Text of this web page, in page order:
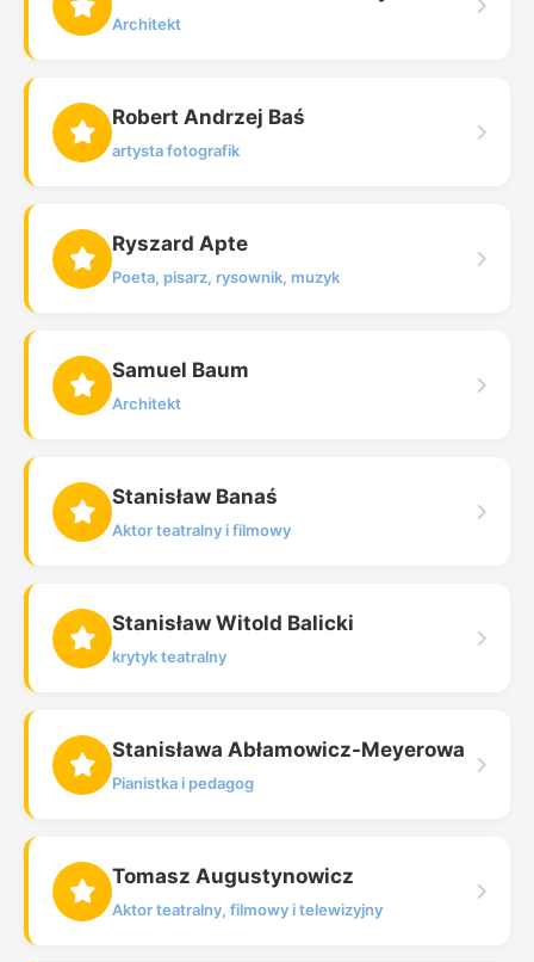
Architekt
Robert Andrzej Baś
artysta fotografik
Ryszard Apte
Poeta, pisarz, rysownik, muzyk
Samuel Baum
Architekt
Stanisław Banaś
Aktor teatralny i filmowy
Stanisław Witold Balicki
krytyk teatralny
Stanisława Abłamowicz-Meyerowa
Pianistka i pedagog
Tomasz Augustynowicz
Aktor teatralny, filmowy i telewizyjny